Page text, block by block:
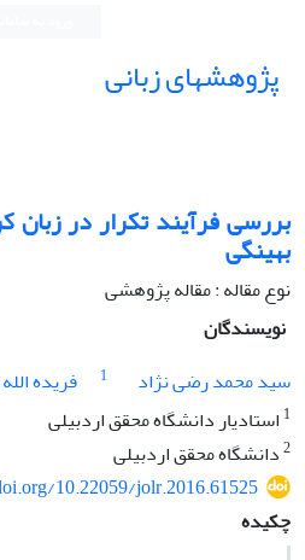
پژوهشهای زبانی
بررسی فرآیند تکرار در
بهینگی
نوع مقاله : مقاله پژوهشی
نویسندگان
سید محمد رضی نژاد
1 فریده
1 استادیار دانشگاه محقق اردبیلی
2دانشگاه محقق اردبیلی
10.22059/jolr.2016.61525
چکیده